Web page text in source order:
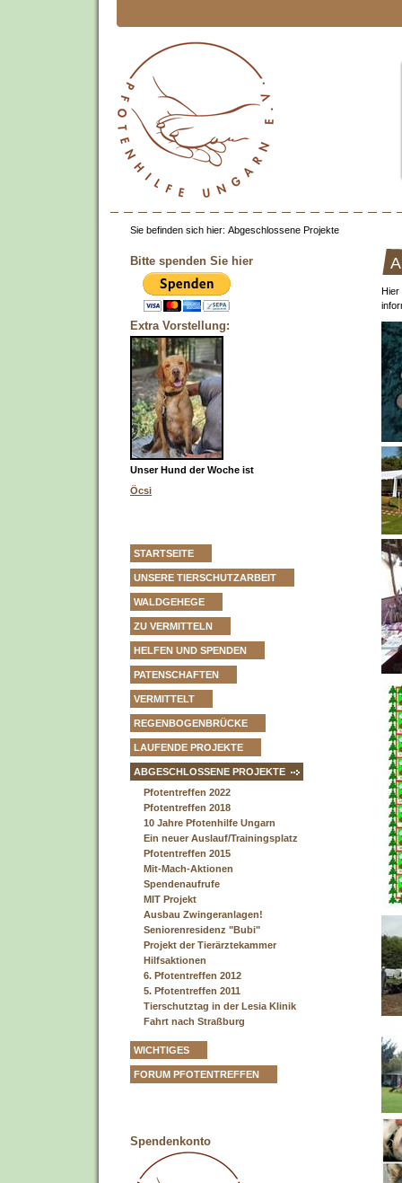
Sie befinden sich hier: Abgeschlossene Projekte
Bitte spenden Sie hier
Extra Vorstellung:
Unser Hund der Woche ist
Öcsi
STARTSEITE
UNSERE TIERSCHUTZARBEIT
WALDGEHEGE
ZU VERMITTELN
HELFEN UND SPENDEN
PATENSCHAFTEN
VERMITTELT
REGENBOGENBRÜCKE
LAUFENDE PROJEKTE
ABGESCHLOSSENE PROJEKTE
Pfotentreffen 2022
Pfotentreffen 2018
10 Jahre Pfotenhilfe Ungarn
Ein neuer Auslauf/Trainingsplatz
Pfotentreffen 2015
Mit-Mach-Aktionen
Spendenaufrufe
MIT Projekt
Ausbau Zwingeranlagen!
Seniorenresidenz "Bubi"
Projekt der Tierärztekammer
Hilfsaktionen
6. Pfotentreffen 2012
5. Pfotentreffen 2011
Tierschutztag in der Lesia Klinik
Fahrt nach Straßburg
WICHTIGES
FORUM PFOTENTREFFEN
Spendenkonto
Hier